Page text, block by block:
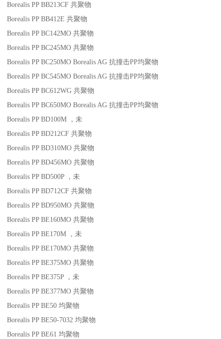
Borealis PP BB213CF 共聚物
Borealis PP BB412E 共聚物
Borealis PP BC142MO 共聚物
Borealis PP BC245MO 共聚物
Borealis PP BC250MO Borealis AG 抗撞击PP均聚物
Borealis PP BC545MO Borealis AG 抗撞击PP均聚物
Borealis PP BC612WG 共聚物
Borealis PP BC650MO Borealis AG 抗撞击PP均聚物
Borealis PP BD100M
，未
Borealis PP BD212CF 共聚物
Borealis PP BD310MO 共聚物
Borealis PP BD456MO 共聚物
Borealis PP BD500P
，未
Borealis PP BD712CF 共聚物
Borealis PP BD950MO 共聚物
Borealis PP BE160MO 共聚物
Borealis PP BE170M
，未
Borealis PP BE170MO 共聚物
Borealis PP BE375MO 共聚物
Borealis PP BE375P
，未
Borealis PP BE377MO 共聚物
Borealis PP BE50 均聚物
Borealis PP BE50-7032 均聚物
Borealis PP BE61 均聚物